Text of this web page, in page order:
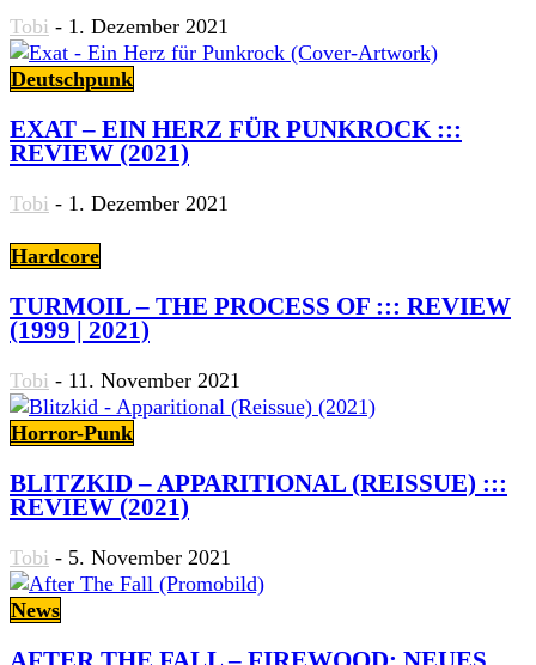
Tobi - 1. Dezember 2021
Deutschpunk
EXAT – EIN HERZ FÜR PUNKROCK :::
REVIEW (2021)
Tobi - 1. Dezember 2021
Hardcore
TURMOIL – THE PROCESS OF ::: REVIEW
(1999 | 2021)
Tobi - 11. November 2021
Horror-Punk
BLITZKID – APPARITIONAL (REISSUE) :::
REVIEW (2021)
Tobi - 5. November 2021
News